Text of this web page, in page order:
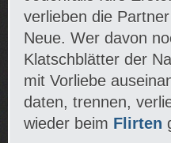
verlieben die
Neue. Wer davon
Klatschblätter der
mit Vorliebe
daten, trennen,
wieder beim Flirten